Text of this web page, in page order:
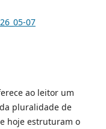
07
ao leitor um
pluralidade de
hoje estruturam o